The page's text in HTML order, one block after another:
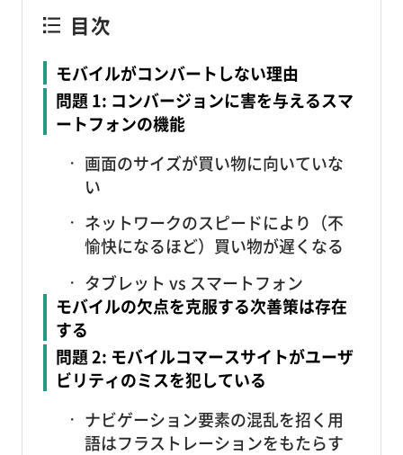
目次
モバイルがコンバートしない理由
問題 1: コンバージョンに害を与えるスマ
ートフォンの機能
画面のサイズが買い物に向いていな
い
ネットワークのスピードにより（不
愉快になるほど）買い物が遅くなる
タブレット vs スマートフォン
モバイルの欠点を克服する次善策は存在
する
問題 2: モバイルコマースサイトがユーザ
ビリティのミスを犯している
ナビゲーション要素の混乱を招く用
語はフラストレーションをもたらす